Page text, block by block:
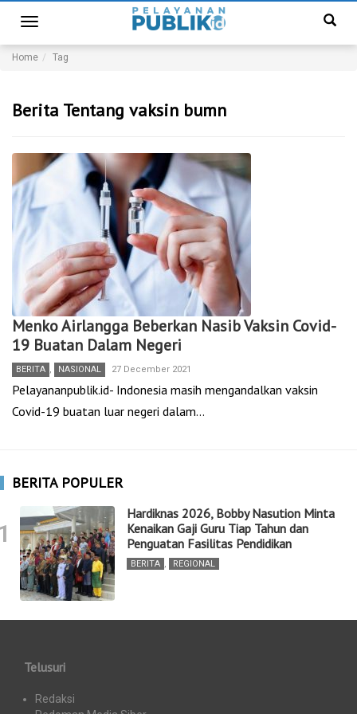
Toggle
navigation
Home Tag
Berita Tentang vaksin bumn
Menko Airlangga Beberkan Nasib Vaksin Covid-
19 Buatan Dalam Negeri
BERITA , NASIONAL 27 December 2021
Pelayananpublik.id- Indonesia masih mengandalkan vaksin
Covid-19 buatan luar negeri dalam…
BERITA POPULER
Hardiknas 2026, Bobby Nasution Minta
Kenaikan Gaji Guru Tiap Tahun dan
Penguatan Fasilitas Pendidikan
BERITA , REGIONAL
Telusuri
Redaksi